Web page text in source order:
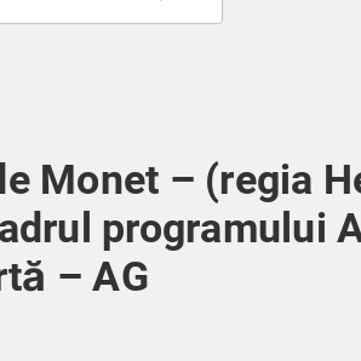
Monet – (regia
programului
– AG